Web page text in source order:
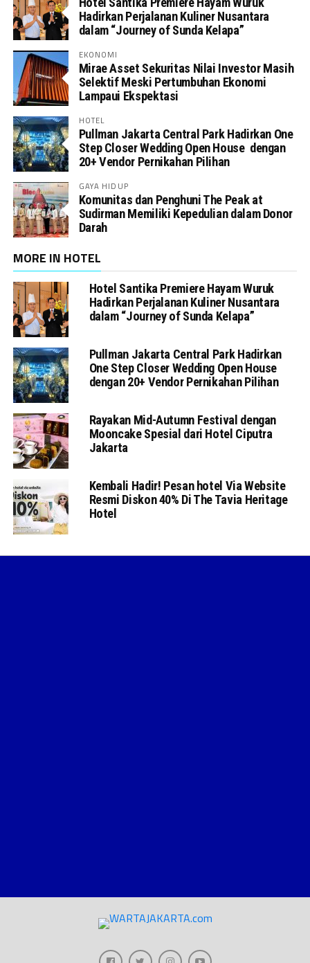
Hadirkan Perjalanan Kuliner Nusantara
dalam “Journey of Sunda Kelapa”
EKONOMI
Mirae Asset Sekuritas Nilai Investor Masih
Selektif Meski Pertumbuhan Ekonomi
Lampaui Ekspektasi
HOTEL
Pullman Jakarta Central Park Hadirkan One
Step Closer Wedding Open House dengan
20+ Vendor Pernikahan Pilihan
GAYA HIDUP
Komunitas dan Penghuni The Peak at
Sudirman Memiliki Kepedulian dalam Donor
Darah
MORE IN HOTEL
Hotel Santika Premiere Hayam Wuruk
Hadirkan Perjalanan Kuliner Nusantara
dalam “Journey of Sunda Kelapa”
Pullman Jakarta Central Park Hadirkan
One Step Closer Wedding Open House
dengan 20+ Vendor Pernikahan Pilihan
Rayakan Mid-Autumn Festival dengan
Mooncake Spesial dari Hotel Ciputra
Jakarta
Kembali Hadir! Pesan hotel Via Website
Resmi Diskon 40% Di The Tavia Heritage
Hotel